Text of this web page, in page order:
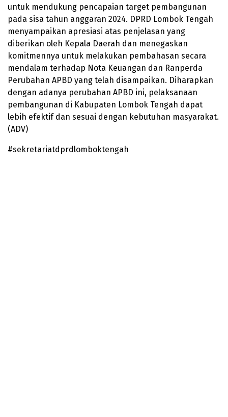
untuk mendukung pencapaian target pembangunan
pada sisa tahun anggaran 2024. DPRD Lombok Tengah
menyampaikan apresiasi atas penjelasan yang
diberikan oleh Kepala Daerah dan menegaskan
komitmennya untuk melakukan pembahasan secara
mendalam terhadap Nota Keuangan dan Ranperda
Perubahan APBD yang telah disampaikan. Diharapkan
dengan adanya perubahan APBD ini, pelaksanaan
pembangunan di Kabupaten Lombok Tengah dapat
lebih efektif dan sesuai dengan kebutuhan masyarakat.
(ADV)
#sekretariatdprdlomboktengah